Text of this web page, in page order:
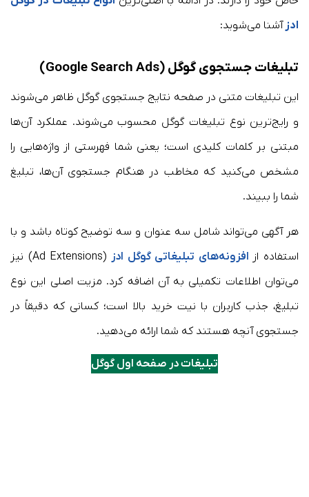
ادز آشنا می‌شوید:
تبلیغات جستجوی گوگل (Google Search Ads)
این تبلیغات متنی در صفحه نتایج جستجوی گوگل ظاهر می‌شوند
و رایج‌ترین نوع تبلیغات گوگل محسوب می‌شوند. عملکرد آن‌ها
مبتنی بر کلمات کلیدی است؛ یعنی شما فهرستی از واژه‌هایی را
مشخص می‌کنید که مخاطب در هنگام جستجوی آن‌ها، تبلیغ
شما را ببیند.
هر آگهی می‌تواند شامل سه عنوان و سه توضیح کوتاه باشد و با
استفاده از افزونه‌های تبلیغاتی گوگل ادز
(Ad Extensions) نیز
می‌توان اطلاعات تکمیلی به آن اضافه کرد. مزیت اصلی این نوع
تبلیغ، جذب کاربران با نیت خرید بالا است؛ کسانی که دقیقاً در
جستجوی آنچه هستند که شما ارائه می‌دهید.
تبلیغات در صفحه اول گوگل